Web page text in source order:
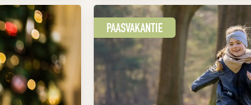
PAASVAKANTIE